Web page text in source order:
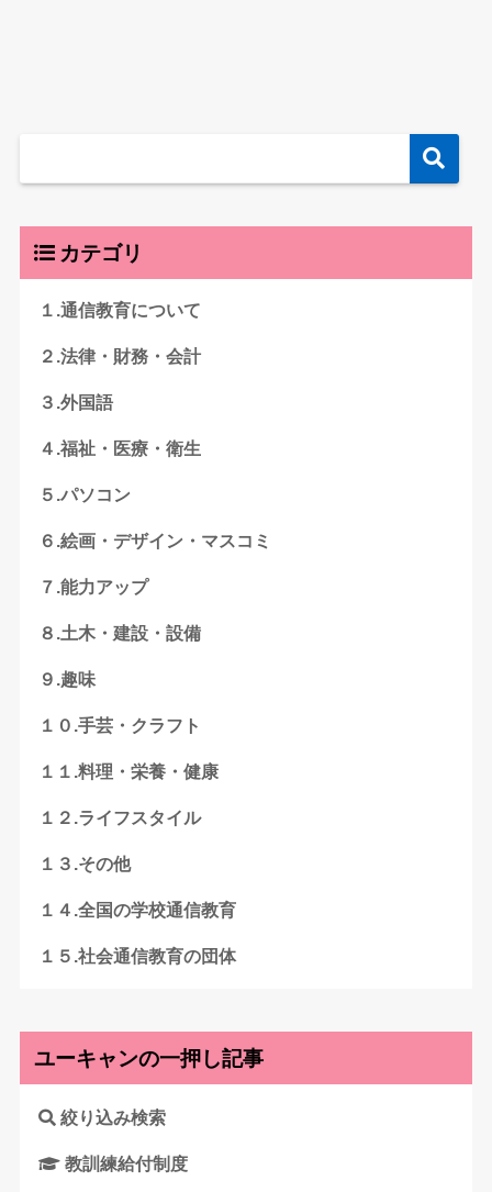
カテゴリ
１.通信教育について
２.法律・財務・会計
３.外国語
４.福祉・医療・衛生
５.パソコン
６.絵画・デザイン・マスコミ
７.能力アップ
８.土木・建設・設備
９.趣味
１０.手芸・クラフト
１１.料理・栄養・健康
１２.ライフスタイル
１３.その他
１４.全国の学校通信教育
１５.社会通信教育の団体
ユーキャンの一押し記事
絞り込み検索
教訓練給付制度